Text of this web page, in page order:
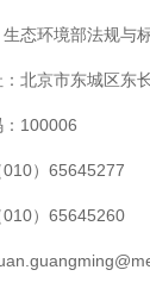
态环境部法规与
北京市东城区东
：100006
010）65645277
010）65645260